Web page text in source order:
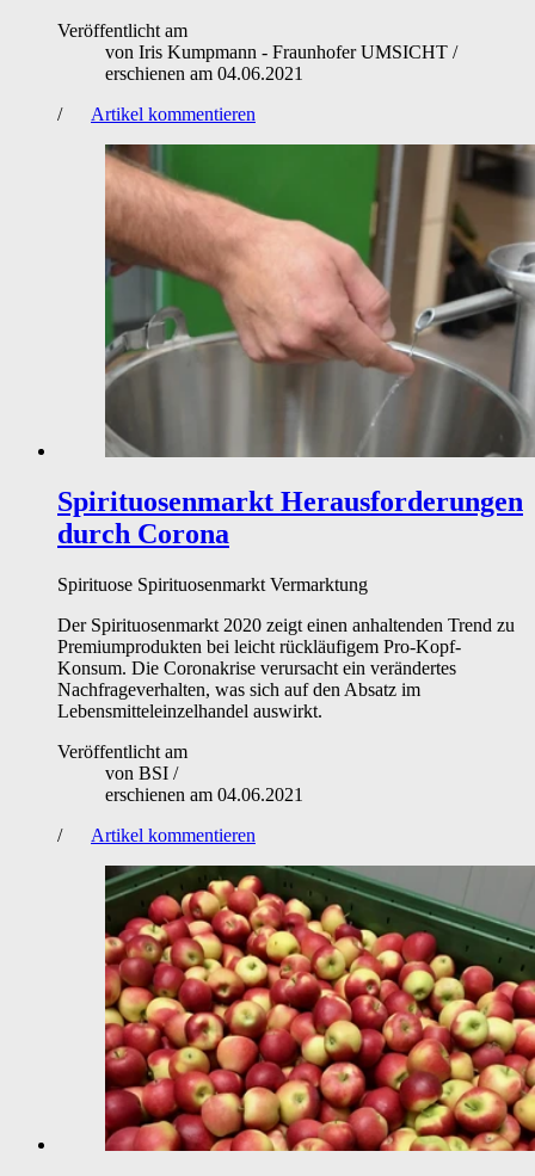
Veröffentlicht am
von Iris Kumpmann - Fraunhofer UMSICHT /
erschienen am 04.06.2021
/
Artikel kommentieren
Spirituosenmarkt Herausforderungen
durch Corona
Spirituose Spirituosenmarkt Vermarktung
Der Spirituosenmarkt 2020 zeigt einen anhaltenden Trend zu
Premiumprodukten bei leicht rückläufigem Pro-Kopf-
Konsum. Die Coronakrise verursacht ein verändertes
Nachfrageverhalten, was sich auf den Absatz im
Lebensmitteleinzelhandel auswirkt.
Veröffentlicht am
von BSI /
erschienen am 04.06.2021
/
Artikel kommentieren